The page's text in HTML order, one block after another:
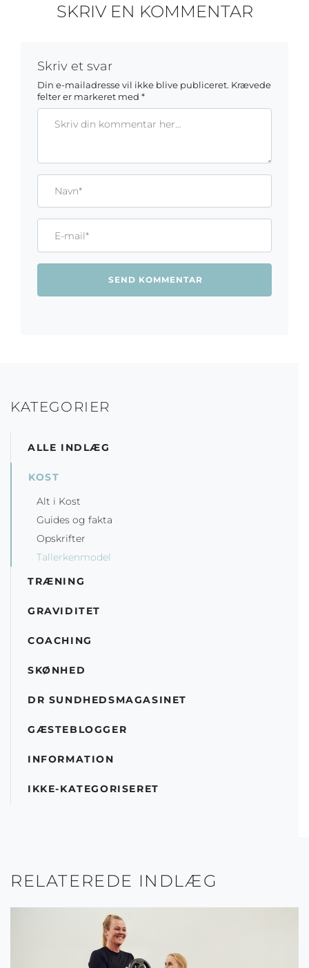
SKRIV EN KOMMENTAR
Skriv et svar
Din e-mailadresse vil ikke blive publiceret. Krævede
felter er markeret med *
KATEGORIER
ALLE INDLÆG
KOST
Alt i Kost
Guides og fakta
Opskrifter
Tallerkenmodel
TRÆNING
GRAVIDITET
COACHING
SKØNHED
DR SUNDHEDSMAGASINET
GÆSTEBLOGGER
INFORMATION
IKKE-KATEGORISERET
RELATEREDE INDLÆG